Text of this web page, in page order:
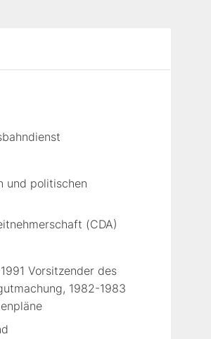
und politischen
(CDA)
Vorsitzender des
1982-1983